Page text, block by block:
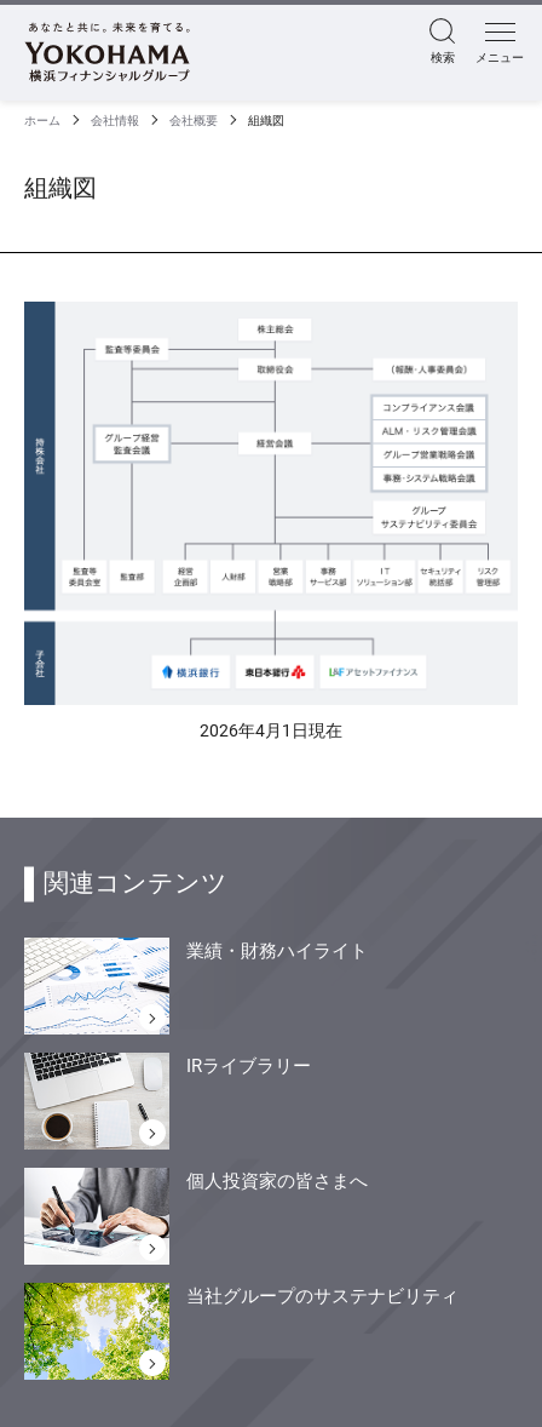
検索 メニュー
ホーム 会社情報 会社概要 組織図
組織図
2026年4月1日現在
関連コンテンツ
業績・財務ハイライト
IRライブラリー
個人投資家の皆さまへ
当社グループのサステナビリティ